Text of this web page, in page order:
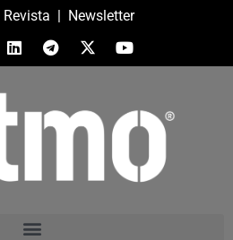
Revista | Newsletter